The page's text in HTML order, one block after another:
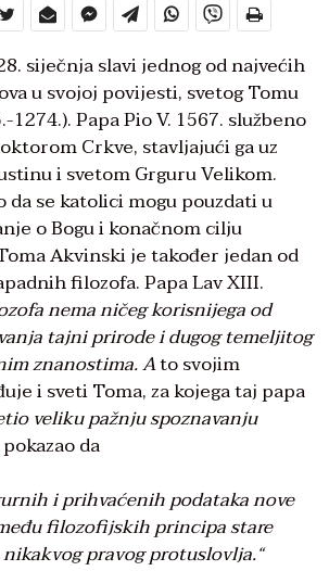
siječnja slavi jednog od najvećih
u svojoj povijesti, svetog Tomu
1274.). Papa Pio V. 1567. službeno
Crkve, stavljajući ga uz
i svetom Grguru Velikom.
se katolici mogu pouzdati u
o Bogu i konačnom cilju
Akvinski je također jedan od
filozofa. Papa Lav XIII.
nema ničeg korisnijega od
tajni prirode i dugog temeljitog
znanostima. Ato svojim
i sveti Toma, za kojega taj papa
veliku pažnju spoznavanju
da
i prihvaćenih podataka nove
filozofijskih principa stare
pravog protuslovlja.“